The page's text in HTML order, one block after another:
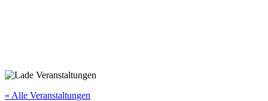
« Alle Veranstaltungen